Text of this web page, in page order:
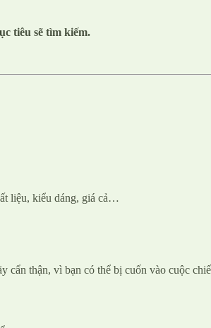
tiêu sẽ tìm kiếm.
liệu, kiểu dáng, giá cả…
thận, vì bạn có thể bị cuốn vào cuộc